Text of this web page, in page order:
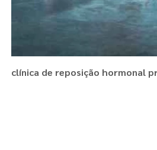
clínica de reposição hormonal